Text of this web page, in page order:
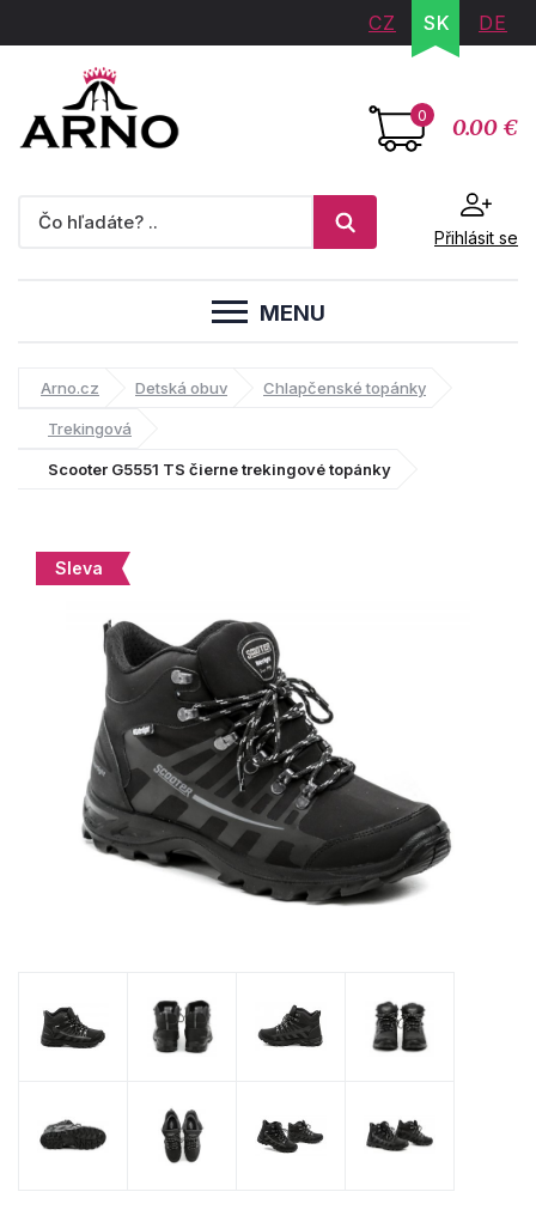
CZ SK DE
0 0.00 €
Přihlásit se
MENU
Arno.cz Detská obuv Chlapčenské topánky
Trekingová
Scooter G5551 TS čierne trekingové topánky
Sleva